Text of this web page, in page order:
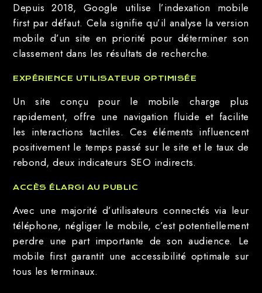
Depuis 2018, Google utilise l’indexation mobile
first par défaut. Cela signifie qu’il analyse la version
mobile d’un site en priorité pour déterminer son
classement dans les résultats de recherche.
EXPÉRIENCE UTILISATEUR OPTIMISÉE
Un site conçu pour le mobile charge plus
rapidement, offre une navigation fluide et facilite
les interactions tactiles. Ces éléments influencent
positivement le temps passé sur le site et le taux de
rebond, deux indicateurs SEO indirects.
ACCÈS ÉLARGI AU PUBLIC
Avec une majorité d’utilisateurs connectés via leur
téléphone, négliger le mobile, c’est potentiellement
perdre une part importante de son audience. Le
mobile first garantit une accessibilité optimale sur
tous les terminaux.